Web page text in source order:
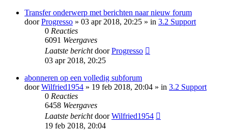
Transfer onderwerp met berichten naar nieuw forum
doorProgresso » 03 apr 2018, 20:25 » in 3.2 Support
0 Reacties
6091 Weergaves
Laatste berichtdoorProgresso
03 apr 2018, 20:25
abonneren op een volledig subforum
doorWilfried1954 » 19 feb 2018, 20:04 » in 3.2 Support
0 Reacties
6458 Weergaves
Laatste berichtdoorWilfried1954
19 feb 2018, 20:04